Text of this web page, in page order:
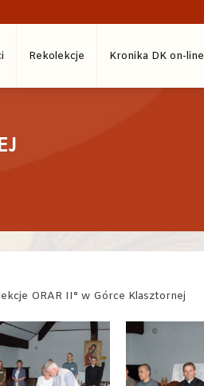
Rekolekcje Kronika DK on-line
ORAR II° w Górce Klasztornej